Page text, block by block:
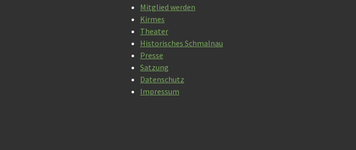
Mitglied werden
Kirmes
Theater
Historisches Schmalnau
Presse
Satzung
Datenschutz
Impressum